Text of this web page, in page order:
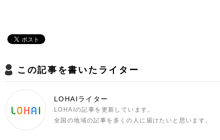
この記事を書いたライター
LOHAIライター
LOHAIの記事を更新しています。
全国の地域の記事を多くの人に届けたいと思います。